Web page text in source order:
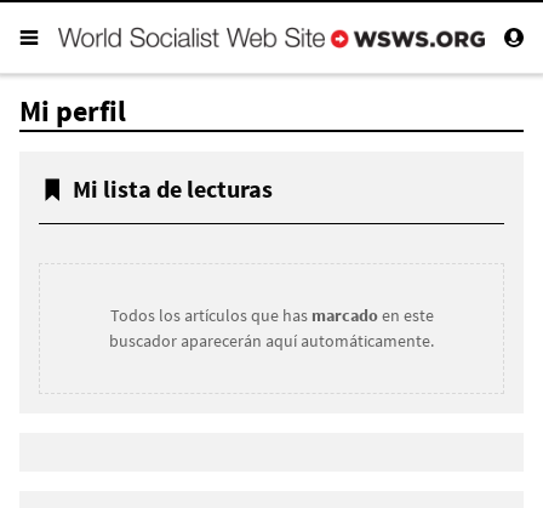
Mi perfil
Mi lista de lecturas
Todos los artículos que has marcadoen este
buscador aparecerán aquí automáticamente.